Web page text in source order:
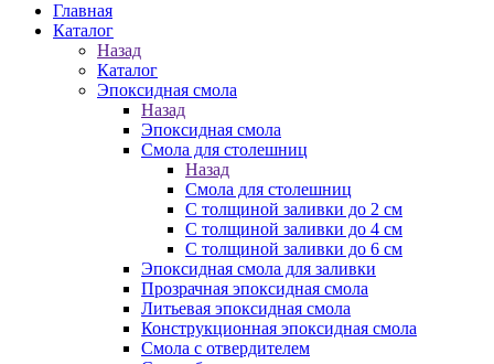
Главная
Каталог
Назад
Каталог
Эпоксидная смола
Назад
Эпоксидная смола
Смола для столешниц
Назад
Смола для столешниц
С толщиной заливки до 2 см
С толщиной заливки до 4 см
С толщиной заливки до 6 см
Эпоксидная смола для заливки
Прозрачная эпоксидная смола
Литьевая эпоксидная смола
Конструкционная эпоксидная смола
Смола с отвердителем